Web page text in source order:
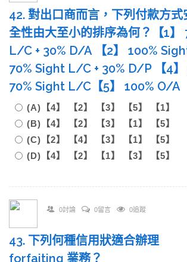
42. 對出口商而言，下列付款方式
全性由大至小的排序為何？【1
L/C + 30% D/A 【2】 100%
70% Sight L/C + 30% D/P 【4】
70% Sight L/C【5】 100% O/A
(A)【4】 【2】 【3】 【5】 【1】
(B)【4】 【2】 【3】 【1】 【5】
(C)【2】 【4】 【3】 【1】 【5】
(D)【4】 【2】 【1】 【3】 【5】
0討論 0留言 0追蹤
43. 下列何種信用狀適合辦理
forfaiting 業務？